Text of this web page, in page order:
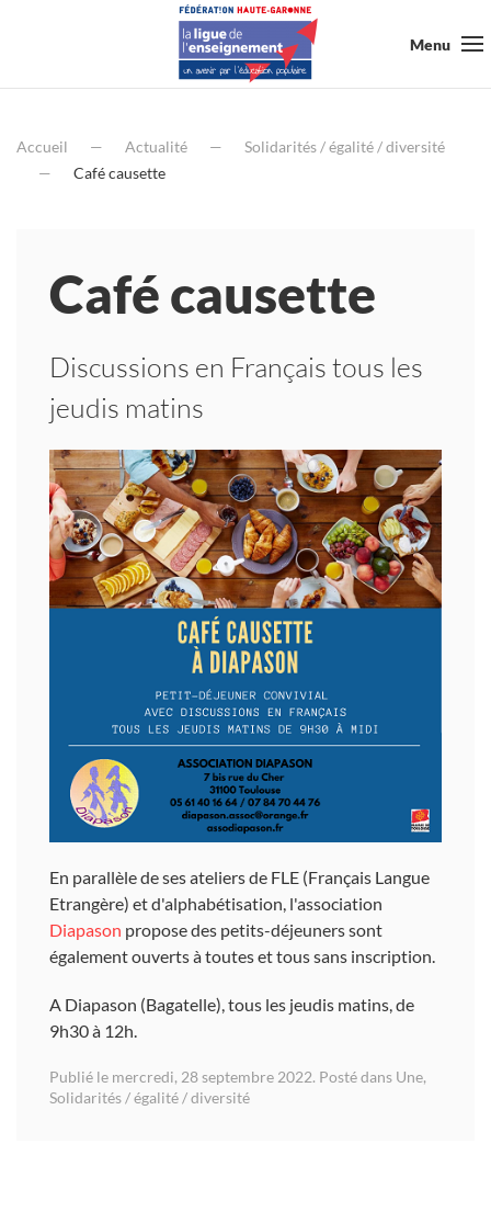
Menu
Accueil Actualité
Solidarités / égalité / diversité
Café causette
Café causette
Discussions en Français tous les
jeudis matins
En parallèle de ses ateliers de FLE (Français Langue
Etrangère) et d'alphabétisation, l'association
Diapason propose des petits-déjeuners sont
également ouverts à toutes et tous sans inscription.
A Diapason (Bagatelle), tous les jeudis matins, de
9h30 à 12h.
Publié le mercredi, 28 septembre 2022. Posté dans Une,
Solidarités / égalité / diversité